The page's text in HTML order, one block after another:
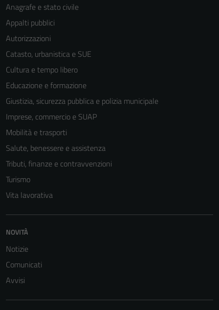
Anagrafe e stato civile
Appalti pubblici
Autorizzazioni
Catasto, urbanistica e SUE
Cultura e tempo libero
Educazione e formazione
Giustizia, sicurezza pubblica e polizia municipale
Imprese, commercio e SUAP
Mobilità e trasporti
Salute, benessere e assistenza
Tributi, finanze e contravvenzioni
Turismo
Vita lavorativa
NOVITÀ
Notizie
Comunicati
Avvisi